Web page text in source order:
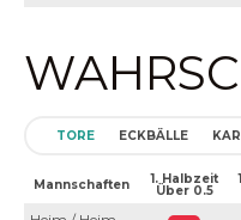
TORE ECKBÄLLE
Mannschaften 1. Halbzeit
Über 0.5